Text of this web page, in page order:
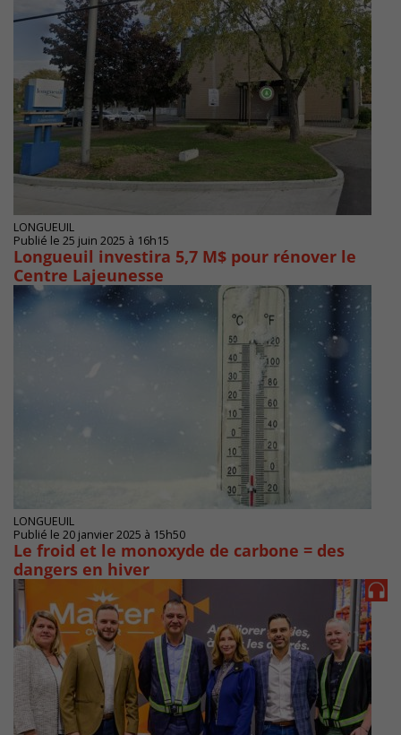
LONGUEUIL
Publié le 25 juin 2025 à 16h15
Longueuil investira 5,7 M$ pour rénover le
Centre Lajeunesse
LONGUEUIL
Publié le 20 janvier 2025 à 15h50
Le froid et le monoxyde de carbone = des
dangers en hiver